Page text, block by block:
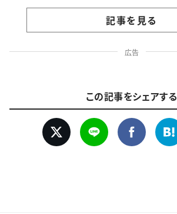
記事を見る
広告
この記事をシェアする